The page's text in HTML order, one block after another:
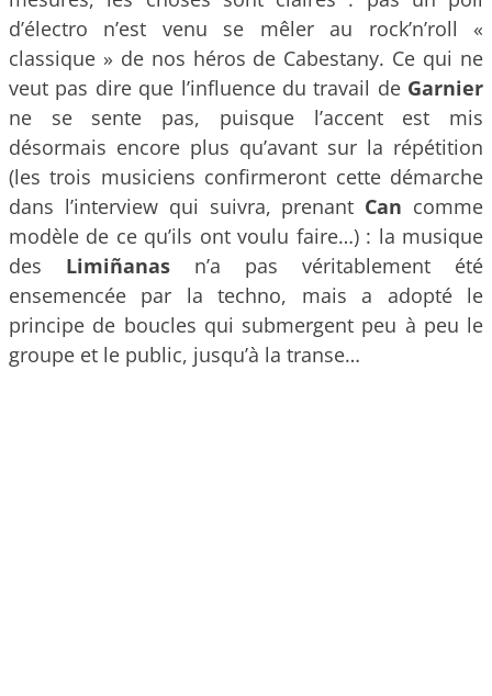
d’électro n’est venu se mêler au rock’n’roll «
classique » de nos héros de Cabestany. Ce qui ne
veut pas dire que l’influence du travail de Garnier
ne se sente pas, puisque l’accent est mis
désormais encore plus qu’avant sur la répétition
(les trois musiciens confirmeront cette démarche
dans l’interview qui suivra, prenant Can comme
modèle de ce qu’ils ont voulu faire…) : la musique
des Limiñanas n’a pas véritablement été
ensemencée par la techno, mais a adopté le
principe de boucles qui submergent peu à peu le
groupe et le public, jusqu’à la transe…